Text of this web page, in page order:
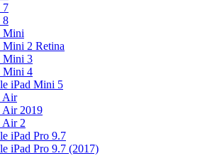
7
8
Mini
2 Retina
Mini 3
Mini 4
iPad Mini 5
Air
Air 2019
Air 2
iPad Pro 9.7
iPad Pro 9.7 (2017)